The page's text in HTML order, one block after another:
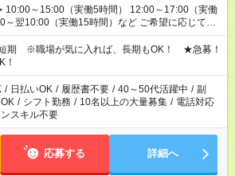
～15:00（実働5時間） 12:00～17:00（実働
（実働15時間）など ご希望に応じて、
できます！ お気軽に担当へ相談ください！
期 ※職場が気に入れば、長期もOK！ ★急募！
！
/ 日払いOK / 履歴書不要 / 40～50代活躍中 / 副
/ シフト勤務 / 10名以上の大量募集 / 電話対応
スキル不要
応募する 詳細へ